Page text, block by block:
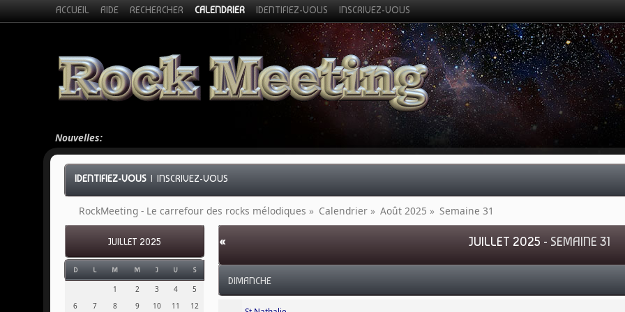
ACCUEIL AIDE RECHERCHER CALENDRIER IDENTIFIEZ-VOUS INSCRIVEZ-VOUS
Nouvelles:
IDENTIFIEZ-VOUS |INSCRIVEZ-VOUS
RockMeeting - Le carrefour des rocks mélodiques » Calendrier » Août 2025 » Semaine 31
JUILLET 2025
D L M M J V S
1 2 3 4
5
6
7 8 9 10 11 12
« JUILLET 2025 - SEMAINE 31
DIMANCHE